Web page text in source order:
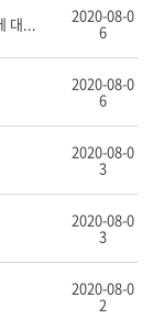
대... 2020-08-0
6
2020-08-0
6
2020-08-0
3
2020-08-0
3
2020-08-0
2